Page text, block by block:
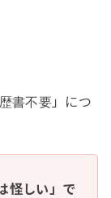
書不要」につ
怪しい」で